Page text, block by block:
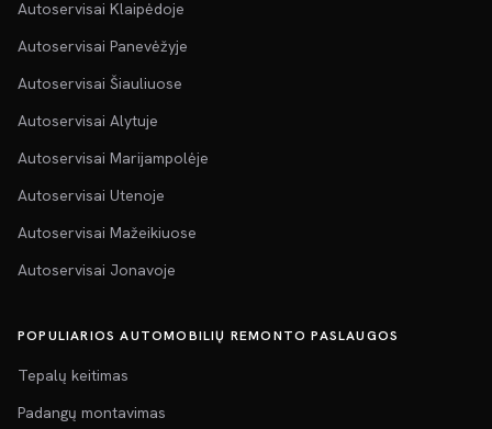
Autoservisai Klaipėdoje
Autoservisai Panevėžyje
Autoservisai Šiauliuose
Autoservisai Alytuje
Autoservisai Marijampolėje
Autoservisai Utenoje
Autoservisai Mažeikiuose
Autoservisai Jonavoje
POPULIARIOS AUTOMOBILIŲ REMONTO PASLAUGOS
Tepalų keitimas
Padangų montavimas